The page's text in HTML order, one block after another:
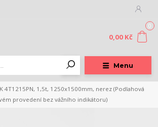
Menu
0
0,00 Kč
4T1215PN, 1,5t, 1250x1500mm, nerez (Podlahová
provedení bez vážního indikátoru)